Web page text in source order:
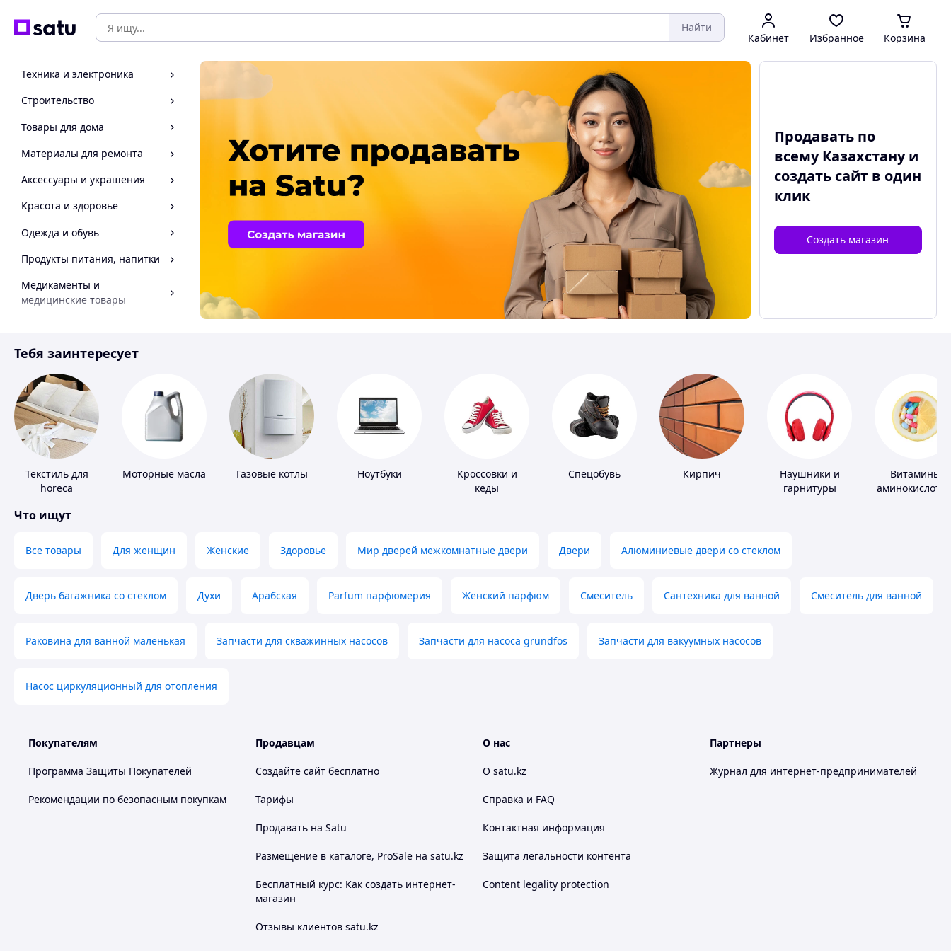
Найти
Кабинет Избранное Корзина
Техника и электроника
Строительство
Товары для дома
Материалы для ремонта
Аксессуары и украшения
Красота и здоровье
Одежда и обувь
Продукты питания, напитки
Медикаменты и
медицинские товары
Инструмент
Продавать по
всему Казахстану и
создать сайтв один
клик
Создать магазин
Тебя заинтересует
Текстиль для
horeca
Моторные масла Газовые котлы Ноутбуки
Кроссовки и
кеды
Спецобувь Кирпич
Наушники и
гарнитуры
Витамины,
аминокислоты
Что ищут
Все товары Для женщин Женские Здоровье Мир дверей межкомнатные двери Двери Алюминиевые двери со стеклом
Дверь багажника со стеклом Духи Арабская Parfum парфюмерия Женский парфюм Смеситель Сантехника для ванной Смеситель для ванной
Раковина для ванной маленькая Запчасти для скважинных насосов Запчасти для насоса grundfos Запчасти для вакуумных насосов
Насос циркуляционный для отопления
Покупателям
Программа Защиты Покупателей
Рекомендации по безопасным покупкам
Продавцам
Создайте сайт бесплатно
Тарифы
Продавать на Satu
Размещение в каталоге, ProSale на satu.kz
Бесплатный курс: Как создать интернет-
магазин
Отзывы клиентов satu.kz
О нас
О satu.kz
Справка и FAQ
Контактная информация
Защита легальности контента
Content legality protection
Партнеры
Журнал для интернет-предпринимателей